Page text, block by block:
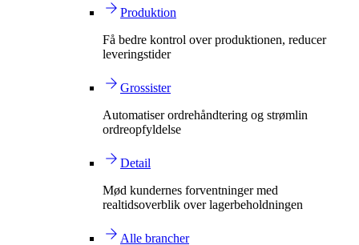
Produktion
Få bedre kontrol over produktionen, reducer
leveringstider
Grossister
Automatiser ordrehåndtering og strømlin
ordreopfyldelse
Detail
Mød kundernes forventninger med
realtidsoverblik over lagerbeholdningen
Alle brancher